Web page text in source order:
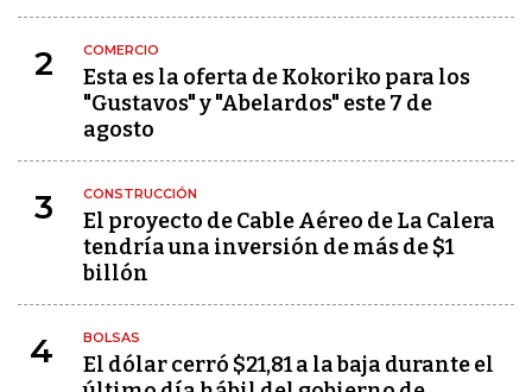
2 COMERCIO
Esta es la oferta de Kokoriko para los
"Gustavos" y "Abelardos" este 7 de
agosto
3 CONSTRUCCIÓN
El proyecto de Cable Aéreo de La Calera
tendría una inversión de más de $1
billón
4 BOLSAS
El dólar cerró $21,81 a la baja durante el